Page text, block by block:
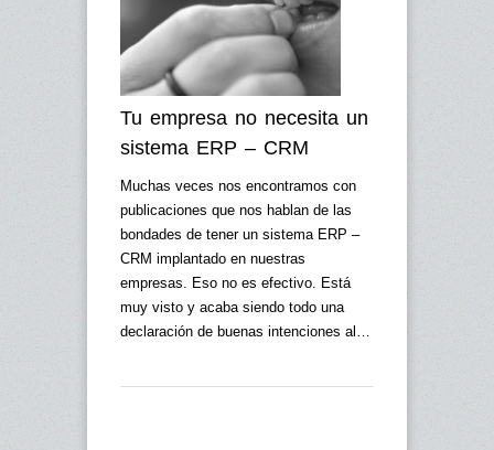
Tu empresa no necesita un
sistema ERP – CRM
Muchas veces nos encontramos con
publicaciones que nos hablan de las
bondades de tener un sistema ERP –
CRM implantado en nuestras
empresas. Eso no es efectivo. Está
muy visto y acaba siendo todo una
declaración de buenas intenciones al…